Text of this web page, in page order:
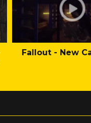
Fallout - New